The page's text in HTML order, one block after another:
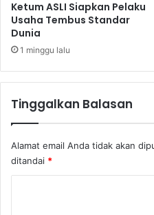
s
a
s
i
e
s
a
s
i
Ketum ASLI Siapkan Pelaku
Usaha Tembus Standar
Dunia
1 minggu lalu
Tinggalkan Balasan
Alamat email Anda tidak akan
ditandai *